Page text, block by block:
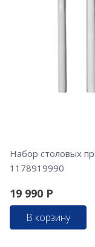
Набор столовых
1178919990
19 990 Р
В корзину